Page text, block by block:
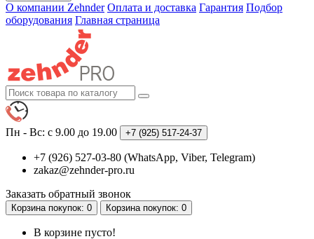
О компании Zehnder Оплата и доставка Гарантия Подбор
оборудования Главная страница
Пн - Вс: с 9.00 до 19.00 +7 (925) 517-24-37
+7 (926) 527-03-80 (WhatsApp, Viber, Telegram)
zakaz@zehnder-pro.ru
Заказать обратный звонок
Корзинапокупок: 0 Корзинапокупок: 0
В корзине пусто!